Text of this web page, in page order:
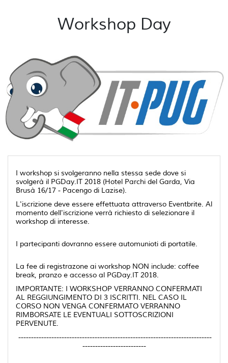
Workshop Day
I workshop si svolgeranno nella stessa sede dove si
svolgerà il PGDay.IT 2018 (Hotel Parchi del Garda, Via
Brusà 16/17 - Pacengo di Lazise).
L'iscrizione deve essere effettuata attraverso Eventbrite. Al
momento dell'iscrizione verrà richiesto di selezionare il
workshop di interesse.
I partecipanti dovranno essere automunioti di portatile.
La fee di registrazone ai workshop NON include: coffee
break, pranzo e accesso al PGDay.IT 2018.
IMPORTANTE: I WORKSHOP VERRANNO CONFERMATI
AL REGGIUNGIMENTO DI 3 ISCRITTI. NEL CASO IL
CORSO NON VENGA CONFERMATO VERRANNO
RIMBORSATE LE EVENTUALI SOTTOSCRIZIONI
PERVENUTE.
----------------------------------------------------------------------------
-------------------------